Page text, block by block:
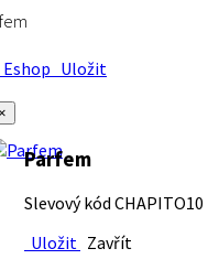
Uložit
Parfem
Slevový kód CHAPITO10
Uložit Zavřít